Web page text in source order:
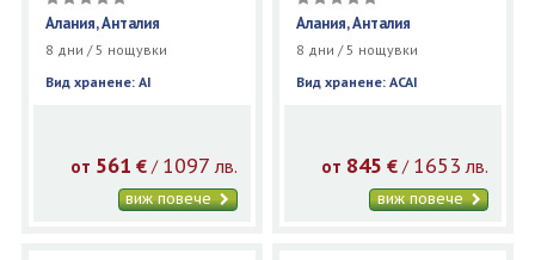
Алания, Анталия
8 дни / 5 нощувки
Вид хранене: AI
от 561 €/ 1097 лв.
виж повече
Алания, Анталия
8 дни / 5 нощувки
Вид хранене: ACAI
от 845 € / 1653 лв.
виж повече